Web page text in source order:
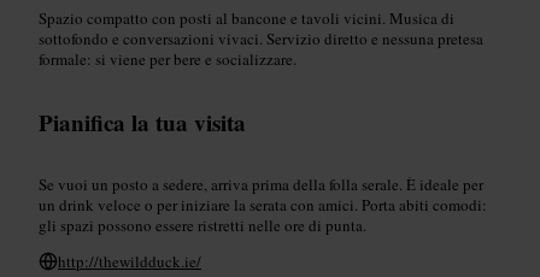
Spazio compatto con posti al bancone e tavoli vicini. Musica di
sottofondo e conversazioni vivaci. Servizio diretto e nessuna pretesa
formale: si viene per bere e socializzare.
Pianifica la tua visita
Se vuoi un posto a sedere, arriva prima della folla serale. È ideale per
un drink veloce o per iniziare la serata con amici. Porta abiti comodi:
gli spazi possono essere ristretti nelle ore di punta.
http://thewildduck.ie/